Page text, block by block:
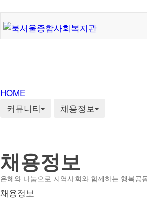
HOME
커뮤니티
채용정보
채용정보
은혜와 나눔으로 지역사회와 함께하는 행복공
채용정보